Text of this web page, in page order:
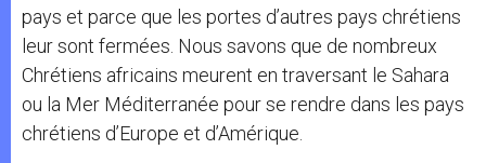
pays et parce que les portes d’autres pays chrétiens
leur sont fermées. Nous savons que de nombreux
Chrétiens africains meurent en traversant le Sahara
ou la Mer Méditerranée pour se rendre dans les pays
chrétiens d’Europe et d’Amérique.